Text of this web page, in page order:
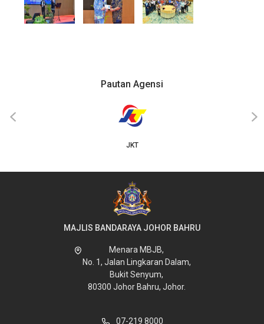
Pautan Agensi
JKT
‹ ›
MAJLIS BANDARAYA JOHOR BAHRU
Menara MBJB,
No. 1, Jalan Lingkaran Dalam,
Bukit Senyum,
80300 Johor Bahru, Johor.
07-219 8000